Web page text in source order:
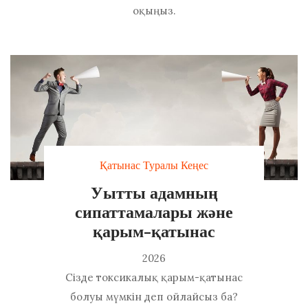
оқыңыз.
Қатынас Туралы Кеңес
Уытты адамның
сипаттамалары және
қарым-қатынас
2026
Сізде токсикалық қарым-қатынас
болуы мүмкін деп ойлайсыз ба?